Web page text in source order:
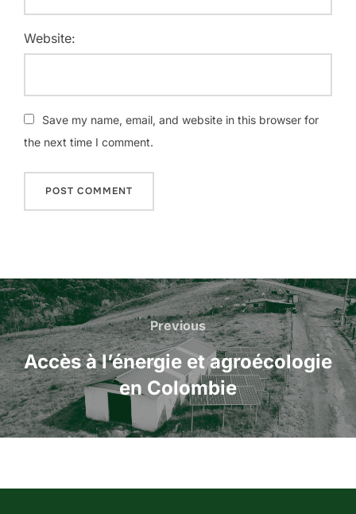
Website:
Save my name, email, and website in this browser for
the next time I comment.
Navigation
de
l’article
Previous
Previous
Accès à l’énergie et agroécologie
en Colombie